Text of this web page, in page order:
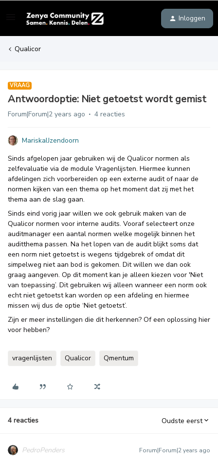
Inloggen
Qualicor
VRAAG
Antwoordoptie: Niet getoetst wordt gemist
Forum|Forum|2 years ago 4 reacties
MariskaIJzendoorn
Sinds afgelopen jaar gebruiken wij de Qualicor normen als
zelfevaluatie via de module Vragenlijsten. Hiermee kunnen
afdelingen zich voorbereiden op een externe audit of naar de
normen kijken van een thema op het moment dat zij met het
thema aan de slag gaan.
Sinds eind vorig jaar willen we ook gebruik maken van de
Qualicor normen voor interne audits. Vooraf selecteert onze
auditmanager een aantal normen welke mogelijk binnen het
auditthema passen. Na het lopen van de audit blijkt soms dat
een norm niet getoetst is wegens tijdgebrek of omdat dit
simpelweg niet aan bod is gekomen. Dit willen we dan ook
graag aangeven. Op dit moment kan je alleen kiezen voor 'Niet
van toepassing’. Dit gebruiken wij alleen wanneer een norm ook
echt niet getoetst kan worden op een afdeling en hiermee
missen wij dus de optie ‘Niet getoetst’.
Zijn er meer instellingen die dit herkennen? Of een oplossing hier
voor hebben?
vragenlijsten Qualicor Qmentum
4 reacties Oudste eerst
PedroPenders Forum|Forum|2 years ago